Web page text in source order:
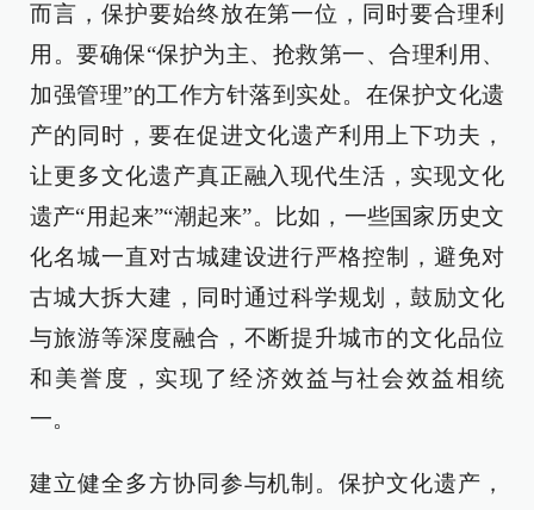
而言，保护要始终放在第一位，同时要合理利
用。要确保“保护为主、抢救第一、合理利用、
加强管理”的工作方针落到实处。在保护文化遗
产的同时，要在促进文化遗产利用上下功夫，
让更多文化遗产真正融入现代生活，实现文化
遗产“用起来”“潮起来”。比如，一些国家历史文
化名城一直对古城建设进行严格控制，避免对
古城大拆大建，同时通过科学规划，鼓励文化
与旅游等深度融合，不断提升城市的文化品位
和美誉度，实现了经济效益与社会效益相统
一。
建立健全多方协同参与机制。保护文化遗产，